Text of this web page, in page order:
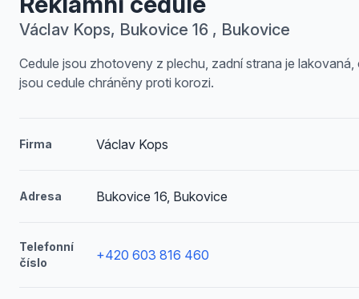
Václav Kops, Bukovice 16 , Bukovice
Cedule jsou zhotoveny z plechu, zadní strana je lakovaná,
jsou cedule chráněny proti korozi.
Firma Václav Kops
Adresa Bukovice 16, Bukovice
Telefonní
číslo
+420 603 816 460